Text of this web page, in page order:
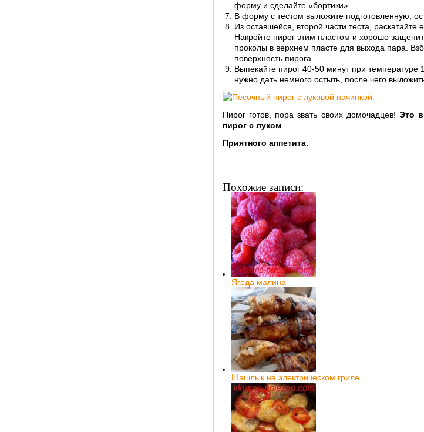
форму и сделайте «бортики».
В форму с тестом выложите подготовленную,
Из оставшейся, второй части теста,
Накройте пирог этим пластом и хорошо
проколы в верхнем пласте для выхода пара.
поверхность пирога.
Выпекайте пирог 40-50 минут при температуре
нужно дать немного остыть, после чего
Пирог готов, пора звать своих домочадцев! Это
пирог с луком.
Приятного аппетита.
Похожие записи:
Ягода малина
Шашлык на электрическом гриле